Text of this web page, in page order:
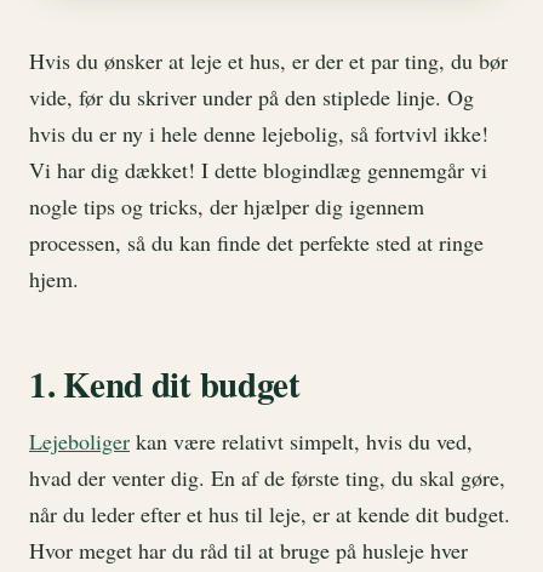
Hvis du ønsker at leje et hus, er der et par ting, du bør
vide, før du skriver under på den stiplede linje. Og
hvis du er ny i hele denne lejebolig, så fortvivl ikke!
Vi har dig dækket! I dette blogindlæg gennemgår vi
nogle tips og tricks, der hjælper dig igennem
processen, så du kan finde det perfekte sted at ringe
hjem.
1. Kend dit budget
Lejeboliger kan være relativt simpelt, hvis du ved,
hvad der venter dig. En af de første ting, du skal gøre,
når du leder efter et hus til leje, er at kende dit budget.
Hvor meget har du råd til at bruge på husleje hver